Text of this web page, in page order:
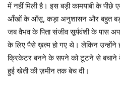
में नहीं मिली है। इस बड़ी कामयाबी के पीछे
आँखों के आँसू, कड़ा अनुशासन और बहुत बड़ा
जब वैभव के पिता संजीव सूर्यवंशी के पास
के लिए पैसे ख़त्म हो गए थे। लेकिन उन्होंने
क्रिकेटर बनने के सपने को टूटने से बचाने
हुई खेती की ज़मीन तक बेच दी।